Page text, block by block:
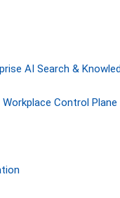
AI Search &
Control